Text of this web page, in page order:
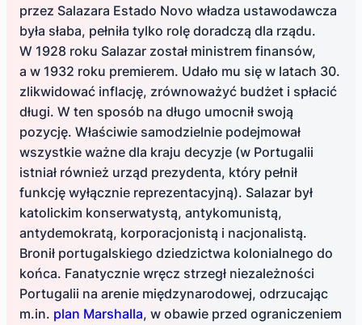
przez Salazara Estado Novo władza ustawodawcza
była słaba, pełniła tylko rolę doradczą dla rządu.
W 1928 roku Salazar został ministrem finansów,
a w 1932 roku premierem. Udało mu się w latach 30.
zlikwidować inflację, zrównoważyć budżet i spłacić
długi. W ten sposób na długo umocnił swoją
pozycję. Właściwie samodzielnie podejmował
wszystkie ważne dla kraju decyzje (w Portugalii
istniał również urząd prezydenta, który pełnił
funkcję wyłącznie reprezentacyjną). Salazar był
katolickim konserwatystą, antykomunistą,
antydemokratą, korporacjonistą i nacjonalistą.
Bronił portugalskiego dziedzictwa kolonialnego do
końca. Fanatycznie wręcz strzegł niezależności
Portugalii na arenie międzynarodowej, odrzucając
m.in. plan Marshalla, w obawie przed ograniczeniem